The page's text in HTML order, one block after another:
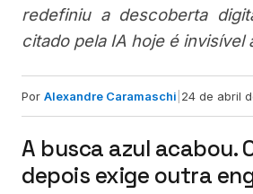
redefiniu a descoberta
citado pela IA hoje é invisível
Por Alexandre Caramaschi 24 de abril
A busca azul acabou.
depois exige outra